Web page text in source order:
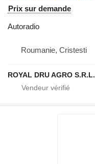
Prix sur demande
Autoradio
Roumanie, Cristesti
ROYAL DRU AGRO S.R.L.